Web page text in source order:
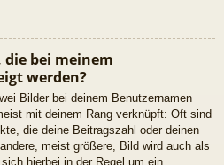
die bei meinem
werden?
Bilder bei deinem Benutzernamen
mit deinem Rang verknüpft: Oft sind
die deine Beitragszahl oder deinen
meist größere, Bild wird auch als
hierbei in der Regel um ein